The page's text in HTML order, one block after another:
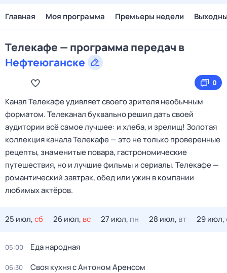
Главная Моя программа Премьеры недели
Телекафе — программа передач в
Нефтеюганске
0
Канал Телекафе удивляет своего зрителя необычным
форматом. Телеканал буквально решил дать своей
аудитории всё самое лучшее: и хлеба, и зрелищ! Золотая
коллекция канала Телекафе — это не только проверенные
рецепты, знаменитые повара, гастрономические
путешествия, но и лучшие фильмы и сериалы. Телекафе —
романтический завтрак, обед или ужин в компании
любимых актёров.
25 июл,сб 26 июл, вс 27 июл, пн 28 июл, вт 29 июл,
05:00 Еда народная
06:30 Своя кухня с Антоном Аренсом